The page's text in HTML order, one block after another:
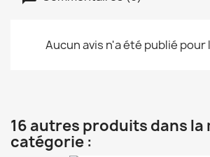
Aucun avis n'a été publié pour
16 autres produits dans la
catégorie :